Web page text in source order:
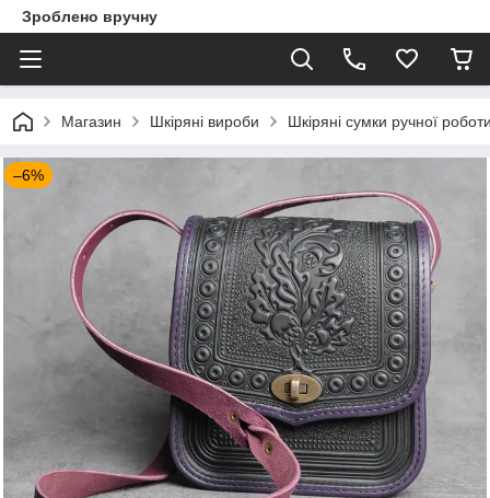
Зроблено вручну
Магазин Шкіряні вироби Шкіряні сумки ручної
–6%